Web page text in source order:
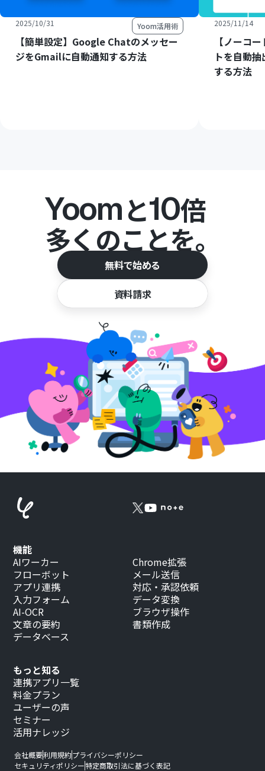
2025/10/31 Yoom活用術
【簡単設定】Google Chatのメッセー
ジをGmailに自動通知する方法
2025/11/14
【ノーコ
トを自動
する方法
Yoomと10倍
多くのことを。
無料で始める
資料請求
もっと知る
連携アプリ一覧
料金プラン
ユーザーの声
セミナー
活用ナレッジ
機能
AIワーカー
フローボット
アプリ連携
入力フォーム
AI-OCR
文章の要約
データベース
Chrome拡張
メール送信
対応・承認依頼
データ変換
ブラウザ操作
書類作成
会社概要利用規約プライバシーポリシー
セキュリティポリシー特定商取引法に基づく表記